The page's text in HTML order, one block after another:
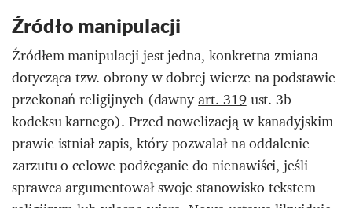
Źródło manipulacji
Źródłem manipulacji jest jedna, konkretna zmiana
dotycząca tzw. obrony w dobrej wierze na podstawie
przekonań religijnych (dawnyart. 319ust. 3b
kodeksu karnego). Przed nowelizacją w kanadyjskim
prawie istniał zapis, który pozwalał na oddalenie
zarzutu o celowe podżeganie do nienawiści, jeśli
sprawca argumentował swoje stanowisko tekstem